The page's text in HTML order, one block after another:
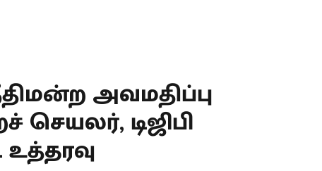
அவமதிப்பு
செயலர், டிஜிபி